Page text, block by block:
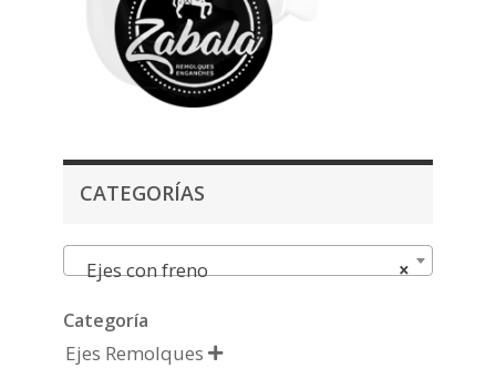
CATEGORÍAS
×
Ejes con freno
Categoría
Ejes Remolques 